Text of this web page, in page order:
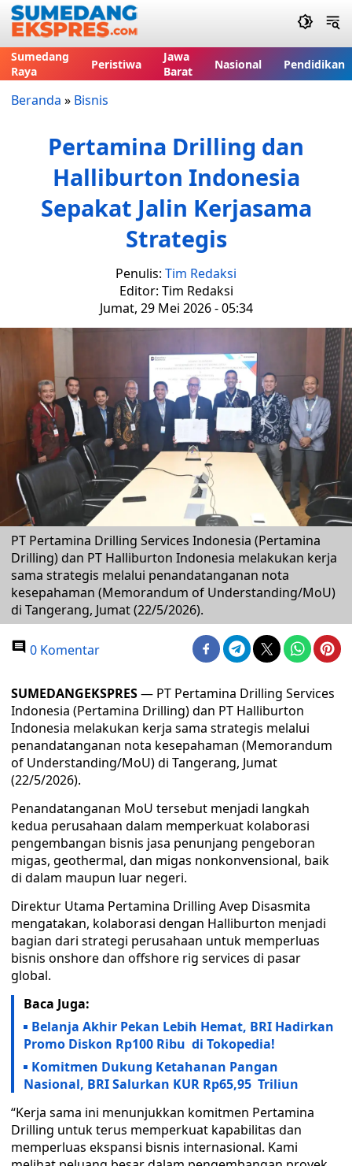
Sumedang
Raya
Peristiwa
Jawa
Barat
Nasional Pendidikan
Beranda » Bisnis
Pertamina Drilling dan
Halliburton Indonesia
Sepakat Jalin Kerjasama
Strategis
Penulis: Tim Redaksi
Editor: Tim Redaksi
Jumat, 29 Mei 2026 - 05:34
PT Pertamina Drilling Services Indonesia (Pertamina
Drilling) dan PT Halliburton Indonesia melakukan kerja
sama strategis melalui penandatanganan nota
kesepahaman (Memorandum of Understanding/MoU)
di Tangerang, Jumat (22/5/2026).
0 Komentar
SUMEDANGEKSPRES— PT Pertamina Drilling Services
Indonesia (Pertamina Drilling) dan PT Halliburton
Indonesia melakukan kerja sama strategis melalui
penandatanganan nota kesepahaman (Memorandum
of Understanding/MoU) di Tangerang, Jumat
(22/5/2026).
Penandatanganan MoU tersebut menjadi langkah
kedua perusahaan dalam memperkuat kolaborasi
pengembangan bisnis jasa penunjang pengeboran
migas, geothermal, dan migas nonkonvensional, baik
di dalam maupun luar negeri.
Direktur Utama Pertamina Drilling Avep Disasmita
mengatakan, kolaborasi dengan Halliburton menjadi
bagian dari strategi perusahaan untuk memperluas
bisnis onshore dan offshore rig services di pasar
global.
Baca Juga:
Belanja Akhir Pekan Lebih Hemat, BRI Hadirkan
Promo Diskon Rp100 Ribu di Tokopedia!
Komitmen Dukung Ketahanan Pangan
Nasional, BRI Salurkan KUR Rp65,95 Triliun
“Kerja sama ini menunjukkan komitmen Pertamina
Drilling untuk terus memperkuat kapabilitas dan
memperluas ekspansi bisnis internasional. Kami